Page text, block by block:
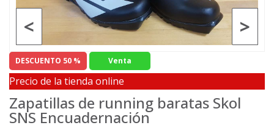
>
<
DESCUENTO 50 % Venta
Precio de la tienda online
Zapatillas de running baratas Skol
SNS Encuadernación